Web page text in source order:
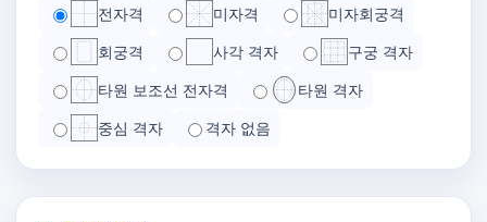
전자격 미자격 미자회궁격
회궁격 사각 격자 구궁 격자
타원 보조선 전자격 타원 격자
중심 격자 격자 없음